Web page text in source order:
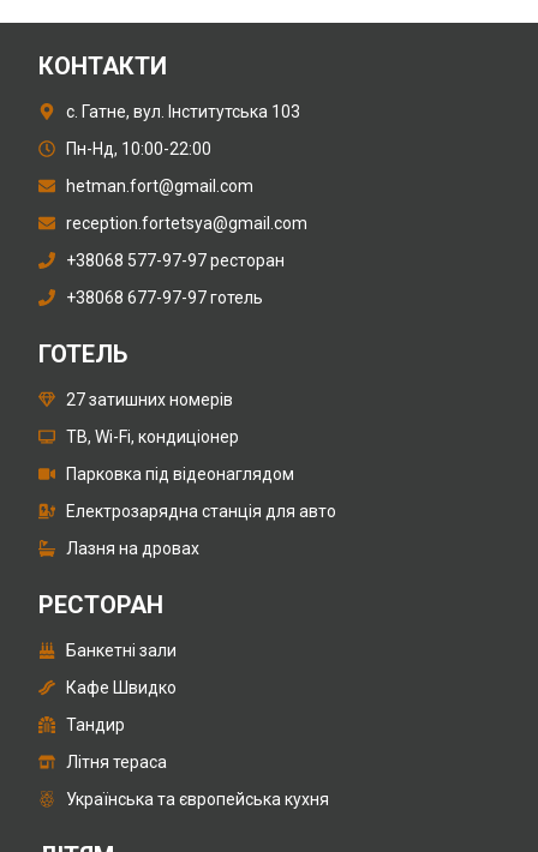
КОНТАКТИ
с. Гатне, вул. Інститутська 103
Пн-Нд, 10:00-22:00
hetman.fort@gmail.com
reception.fortetsya@gmail.com
+38068 577-97-97 ресторан
+38068 677-97-97 готель
ГОТЕЛЬ
27 затишних номерів
ТВ, Wi-Fi, кондиціонер
Парковка під відеонаглядом
Електрозарядна станція для авто
Лазня на дровах
РЕСТОРАН
Банкетні зали
Кафе Швидко
Тандир
Літня тераса
Українська та європейська кухня